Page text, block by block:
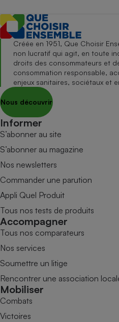
Créée en 1951, Que Choisir
non lucratif qui agit, en toute
droits des consommateurs et
consommation responsable,
enjeux sanitaires, sociétaux et
Nous découvrir
Informer
S’abonner au site
S’abonner au magazine
Nos newsletters
Commander une parution
Appli Quel Produit
Tous nos tests de produits
Accompagner
Tous nos comparateurs
Nos services
Soumettre un litige
Rencontrer une association
Mobiliser
Combats
Victoires